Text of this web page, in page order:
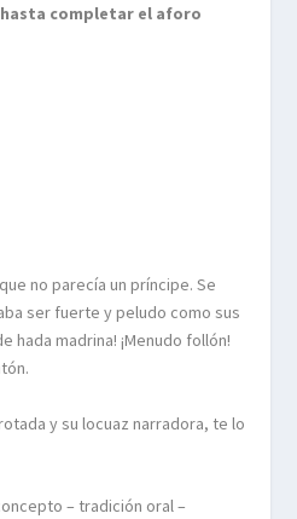
completar el aforo
no parecía un príncipe. Se
ser fuerte y peludo como sus
hada madrina! ¡Menudo follón!
y su locuaz narradora, te lo
– tradición oral –